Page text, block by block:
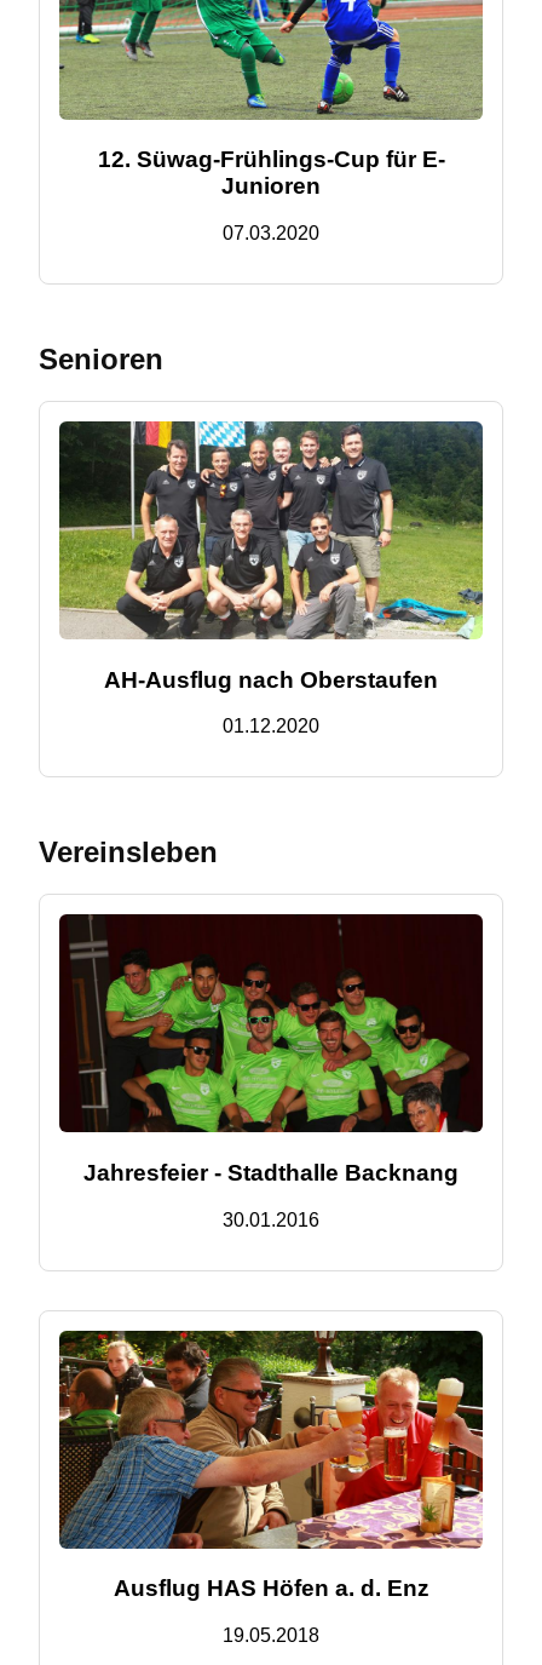
12. Süwag-Frühlings-Cup für E-
Junioren
07.03.2020
Senioren
AH-Ausflug nach Oberstaufen
01.12.2020
Vereinsleben
Jahresfeier - Stadthalle Backnang
30.01.2016
Ausflug HAS Höfen a. d. Enz
19.05.2018